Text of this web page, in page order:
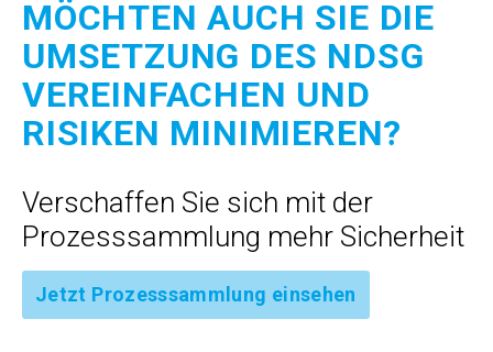
MÖCHTEN AUCH SIE DIE
UMSETZUNG DES NDSG
VEREINFACHEN UND
RISIKEN MINIMIEREN?
Verschaffen Sie sich mit der
Prozesssammlung mehr Sicherheit
Jetzt Prozesssammlung einsehen